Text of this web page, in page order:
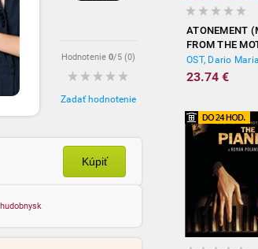
Hodnotenie 0/5 (0)
Zadať hodnotenie
Kúpiť
hudobnysk
ATONEMENT
FROM THE
PICTURE)
OST, Dario
23.74 €